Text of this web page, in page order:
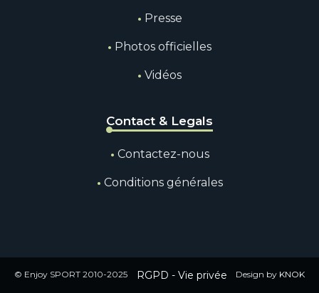
Presse
Photos officielles
Vidéos
Contact & Legals
Contactez-nous
Conditions générales
© Enjoy SPORT 2010-2025 RGPD - Vie privée Design by KNOK